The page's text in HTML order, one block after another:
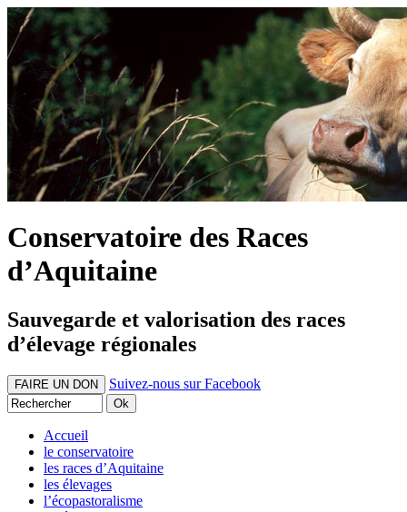
Conservatoire des Races
d’Aquitaine
Sauvegarde et valorisation des races
d’élevage régionales
FAIRE UN DON Suivez-nous sur Facebook
Accueil
le conservatoire
les races d’Aquitaine
les élevages
l’écopastoralisme